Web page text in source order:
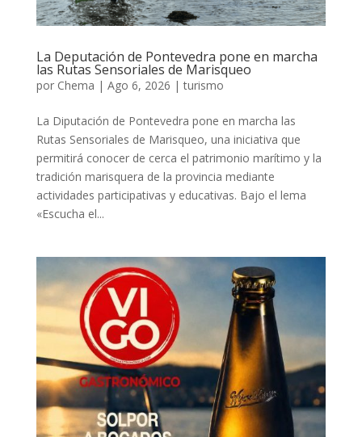
La Deputación de Pontevedra pone en marcha
las Rutas Sensoriales de Marisqueo
por Chema | Ago 6, 2026 |turismo
La Diputación de Pontevedra pone en marcha las
Rutas Sensoriales de Marisqueo, una iniciativa que
permitirá conocer de cerca el patrimonio marítimo y la
tradición marisquera de la provincia mediante
actividades participativas y educativas. Bajo el lema
«Escucha el...